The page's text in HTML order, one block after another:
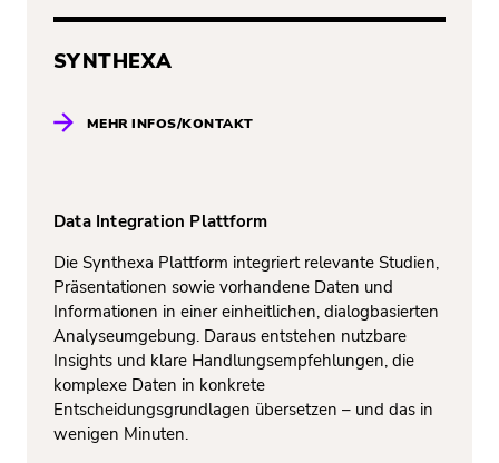
SYNTHEXA
MEHR INFOS/KONTAKT
Data Integration Plattform
Die Synthexa Plattform integriert relevante Studien,
Präsentationen sowie vorhandene Daten und
Informationen in einer einheitlichen, dialogbasierten
Analyseumgebung. Daraus entstehen nutzbare
Insights und klare Handlungsempfehlungen, die
komplexe Daten in konkrete
Entscheidungsgrundlagen übersetzen – und das in
wenigen Minuten.